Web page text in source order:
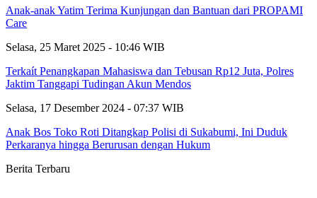
Anak-anak Yatim Terima Kunjungan dan Bantuan dari PROPAMI
Care
Selasa, 25 Maret 2025 - 10:46 WIB
Terkaít Penangkapan Mahasiswa dan Tebusan Rp12 Juta, Polres
Jaktim Tanggapi Tudingan Akun Mendos
Selasa, 17 Desember 2024 - 07:37 WIB
Anak Bos Toko Roti Ditangkap Polisi di Sukabumi, Ini Duduk
Perkaranya hingga Berurusan dengan Hukum
Berita Terbaru